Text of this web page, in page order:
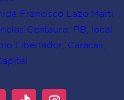
Francisco Lazo Martí
Centauro, PB, local
Libertador, Caracas,